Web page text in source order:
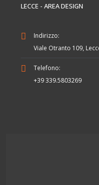
LECCE - AREA DESIGN
Indirizzo:
Viale Otranto 109,
Telefono:
+39 339.5803269